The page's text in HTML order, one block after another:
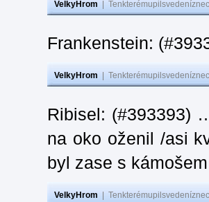
VelkyHrom
Frankenstein:
VelkyHrom
Ribisel: (#393393)
na oko oženil /asi
byl zase s
VelkyHrom